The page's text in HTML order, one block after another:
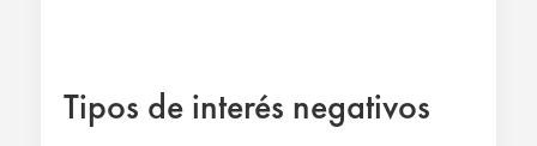
Tipos de interés negativos